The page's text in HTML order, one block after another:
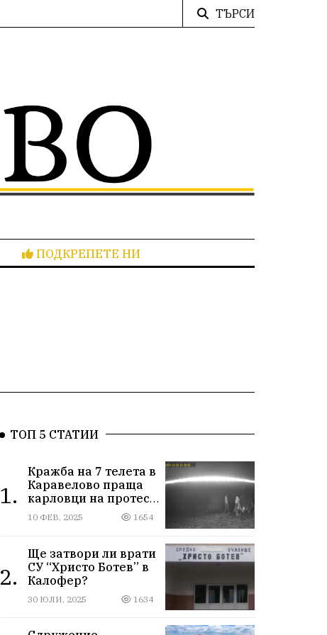
ТЪРСИ
ПОДКРЕПЕТЕ НИ
ТОП 5 СТАТИИ
1.
Кражба на 7 телета в
Каравелово праща
карловци на протест
пред Окръжния съд
10 ФЕВ, 2025 1654
2.
Ще затвори ли врати
СУ “Христо Ботев” в
Калофер?
30 ЮЛИ, 2025 1634